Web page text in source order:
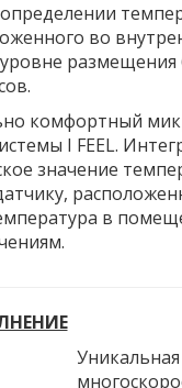
во
комфортный
I FEEL.
значение
в